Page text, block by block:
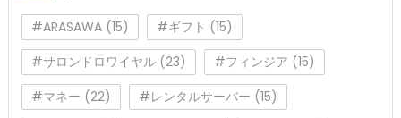
#ARASAWA(15) #ギフト (15)
#サロンドロワイヤル(23) #フィンジア (15)
#マネー (22) #レンタルサーバー (15)